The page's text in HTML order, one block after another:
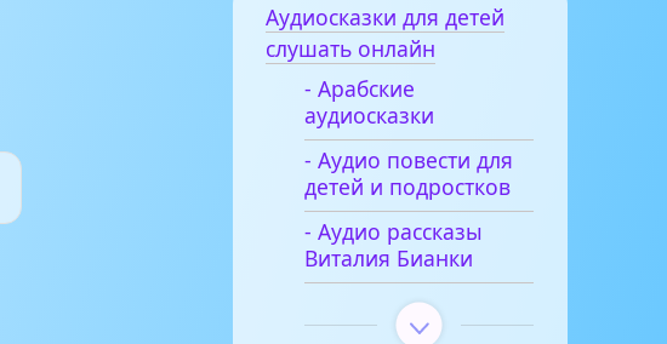
Аудиосказки для детей
слушать онлайн
- Арабские
аудиосказки
- Аудио повести для
детей и подростков
- Аудио рассказы
Виталия Бианки